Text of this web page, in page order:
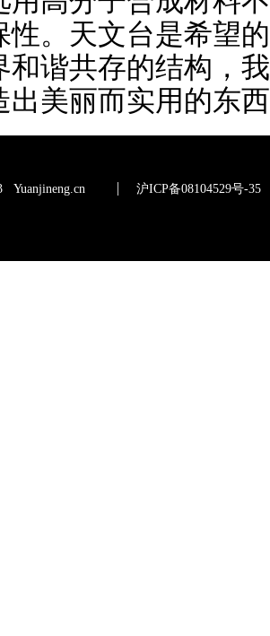
性。天文台是希望
和谐共存的结构，
出美丽而实用的东
Yuanjineng.cn 沪ICP备08104529号-35